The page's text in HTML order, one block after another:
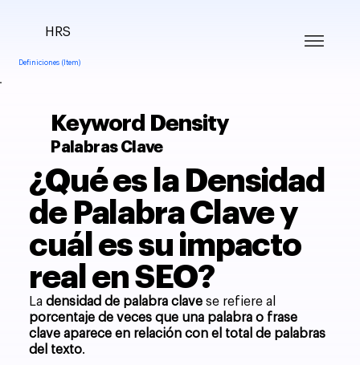
Definiciones (Item)
HRS
Keyword Density
Palabras Clave
¿Qué es la Densidad
de Palabra Clave y
cuál es su impacto
real en SEO?
Ladensidad de palabra clave se refiere al
porcentaje de veces que una palabra o frase
clave aparece en relación con el total de palabras
del texto.